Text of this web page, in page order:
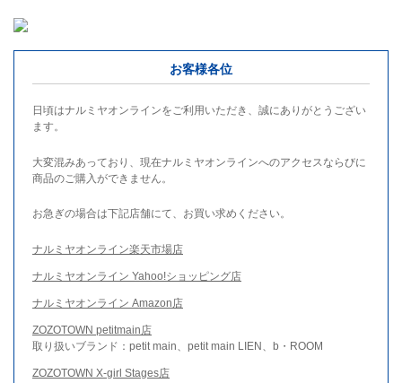
お客様各位
日頃はナルミヤオンラインをご利用いただき、誠にありがとうござい
ます。
大変混みあっており、現在ナルミヤオンラインへのアクセスならびに
商品のご購入ができません。
お急ぎの場合は下記店舗にて、お買い求めください。
ナルミヤオンライン楽天市場店
ナルミヤオンライン Yahoo!ショッピング店
ナルミヤオンライン Amazon店
ZOZOTOWN petitmain店
取り扱いブランド：petit main、petit main LIEN、b・ROOM
ZOZOTOWN X-girl Stages店